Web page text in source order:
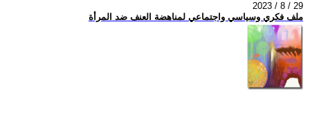
2023 / 8 / 29
ملف فكري وسياسي واجتماعي لمناهضة العنف ضد المرأة